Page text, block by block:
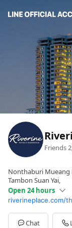
Friends
Nonthaburi Mueang
Tambon Suan Yai,
Open 24 hours
SunOpen 24 hours
MonOpen 24 hours
TueOpen 24 hours
riverineplace.com/th
Chat